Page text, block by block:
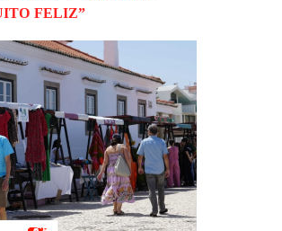
FELIZ”